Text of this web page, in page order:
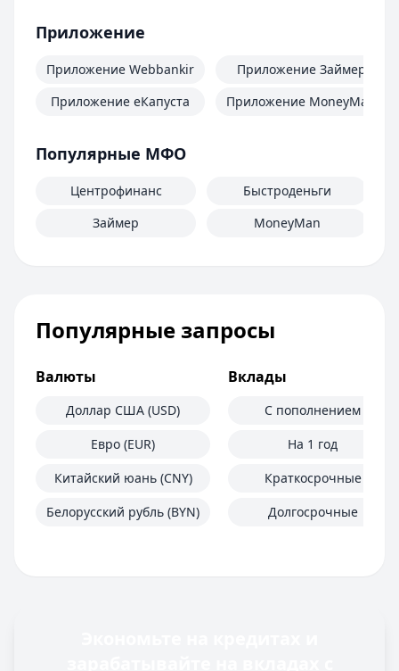
Приложение
Приложение Webbankir
Приложение еКапуста
Приложение Займер
Приложение MoneyMan
Популярные МФО
Центрофинанс
Займер
Быстроденьги
MoneyMan
Популярные запросы
Валюты
Доллар США (USD)
Евро (EUR)
Китайский юань (CNY)
Белорусский рубль (BYN)
Вклады
С пополнением
На 1 год
Краткосрочные
Долгосрочные